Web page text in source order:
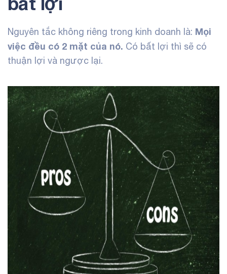
Nguyên tắc không riêng trong kinh doanh là: Mọi
việc đều có 2 mặt của nó. Có bất lợi thì sẽ có
thuận lợi và ngược lại.